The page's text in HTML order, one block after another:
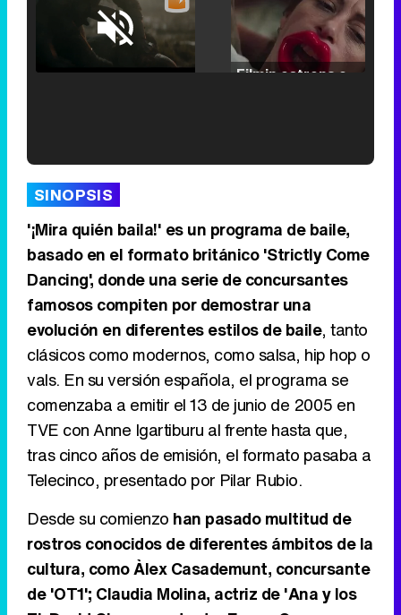
Unmute /
Loaded:
25.30%
Tráiler de '33 días', la nueva serie de Atresplayer con Julián Villagrán y José Manuel Poga
Canción ganadora de Eurovisión 2026: DARA con "Bangaranga" por Bulgaria
SINOPSIS
'¡Mira quién baila!' es un programa de baile,
basado en el formato británico 'Strictly Come
Dancing', donde una serie de concursantes
famosos compiten por demostrar una
evolución en diferentes estilos de baile, tanto
clásicos como modernos, como salsa, hip hop o
vals. En su versión española, el programa se
comenzaba a emitir el 13 de junio de 2005 en
TVE con Anne Igartiburu al frente hasta que,
tras cinco años de emisión, el formato pasaba a
Telecinco, presentado por Pilar Rubio.
Desde su comienzo han pasado multitud de
rostros conocidos de diferentes ámbitos de la
cultura, como Àlex Casademunt, concursante
de 'OT1'; Claudia Molina, actriz de 'Ana y los